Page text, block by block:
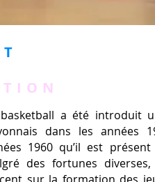
a été introduit
dans les années
1960 qu’il est
des fortunes